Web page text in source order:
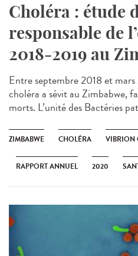
Choléra : étude
responsable de
2018-2019 au
Entre septembre 2018 et
choléra a sévit au Zimbabwe,
morts. L’unité des Bactéries
ZIMBABWE CHOLÉRA VIBRION
RAPPORT ANNUEL 2020